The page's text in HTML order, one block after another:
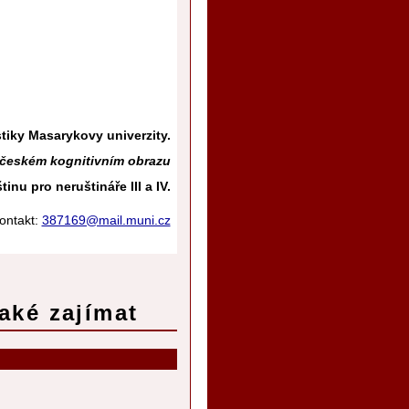
Masarykovy univerzity.
kognitivním obrazu
pro neruštináře III a IV.
387169@mail.muni.cz
zajímat